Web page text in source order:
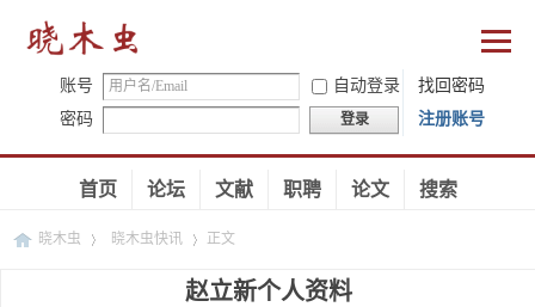
账号 自动登录
找回密码
密码
登录 注册账号
首页 论坛 文献 职聘 论文 搜索
晓木虫 晓木虫快讯 正文
赵立新个人资料